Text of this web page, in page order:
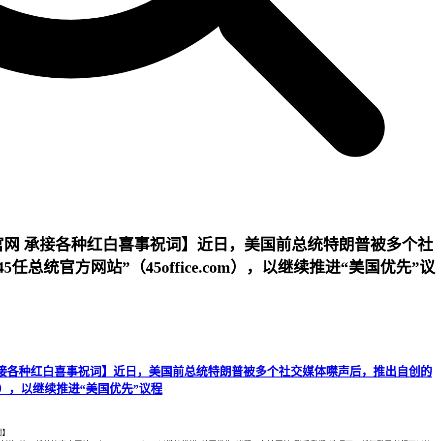
承接各种红白喜事祝词】近日，美国前总统特朗普被多个社
任总统官方网站”（45office.com），以继续推进“美国优先”议
各种红白喜事祝词】近日，美国前总统特朗普被多个社交媒体噤声后，推出自创的
，以继续推进“美国优先”议程